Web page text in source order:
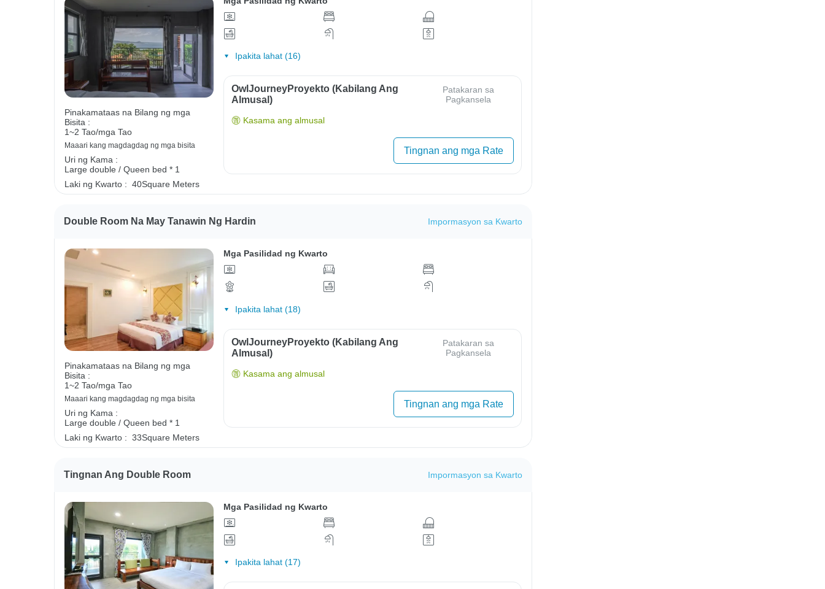
Pinakamataas na Bilang ng mga
Bisita :
1~2 Tao/mga Tao
Maaari kang magdagdag ng mga bisita
Uri ng Kama :
Large double / Queen bed * 1
Laki ng Kwarto : 40Square Meters
Ipakita lahat (16)
OwlJourneyProyekto (Kabilang Ang
Almusal)
Patakaran sa
Pagkansela
Kasama ang almusal
Tingnan ang mga Rate
Double Room Na May Tanawin Ng Hardin Impormasyon sa Kwarto
Pinakamataas na Bilang ng mga
Bisita :
1~2 Tao/mga Tao
Maaari kang magdagdag ng mga bisita
Uri ng Kama :
Large double / Queen bed * 1
Laki ng Kwarto : 33Square Meters
Mga Pasilidad ng Kwarto
Ipakita lahat (18)
OwlJourneyProyekto (Kabilang Ang
Almusal)
Patakaran sa
Pagkansela
Kasama ang almusal
Tingnan ang mga Rate
Tingnan Ang Double Room Impormasyon sa Kwarto
Mga Pasilidad ng Kwarto
Ipakita lahat (17)